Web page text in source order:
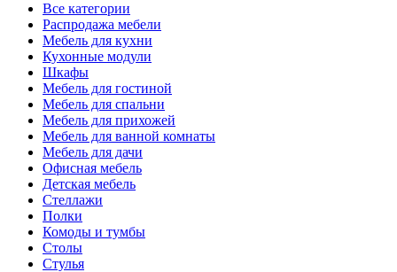
Все категории
Распродажа мебели
Мебель для кухни
Кухонные модули
Шкафы
Мебель для гостиной
Мебель для спальни
Мебель для прихожей
Мебель для ванной комнаты
Мебель для дачи
Офисная мебель
Детская мебель
Стеллажи
Полки
Комоды и тумбы
Столы
Стулья